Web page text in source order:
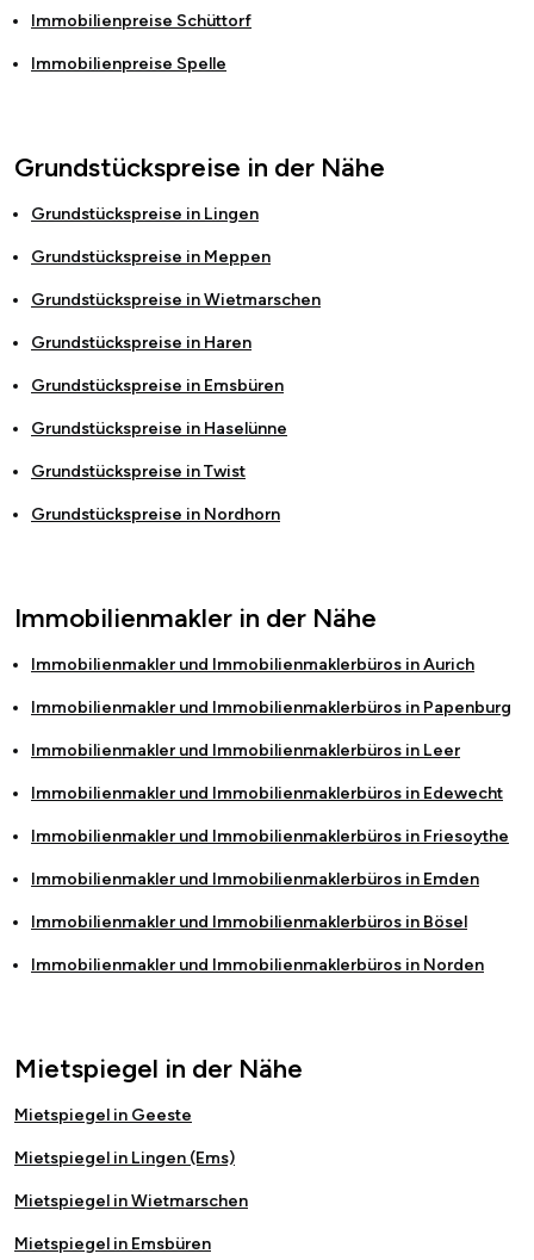
Immobilienpreise Schüttorf
Immobilienpreise Spelle
Grundstückspreise in der Nähe
Grundstückspreise in Lingen
Grundstückspreise in Meppen
Grundstückspreise inWietmarschen
Grundstückspreise in Haren
Grundstückspreise in Emsbüren
Grundstückspreise in Haselünne
Grundstückspreise inTwist
Grundstückspreise in Nordhorn
Immobilienmakler in der Nähe
Immobilienmakler und Immobilienmaklerbüros inAurich
Immobilienmakler und Immobilienmaklerbüros in Papenburg
Immobilienmakler und Immobilienmaklerbüros in Leer
Immobilienmakler und Immobilienmaklerbüros in Edewecht
Immobilienmakler und Immobilienmaklerbüros in Friesoythe
Immobilienmakler und Immobilienmaklerbüros in Emden
Immobilienmakler und Immobilienmaklerbüros in Bösel
Immobilienmakler und Immobilienmaklerbüros in Norden
Mietspiegel in der Nähe
Mietspiegel in Geeste
Mietspiegel in Lingen (Ems)
Mietspiegel in Wietmarschen
Mietspiegel in Emsbüren